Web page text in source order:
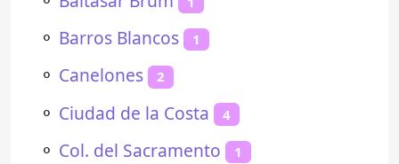
⚬ Barros Blancos 1
⚬ Canelones 2
⚬ Ciudad de la Costa 4
⚬ Col. del Sacramento 1